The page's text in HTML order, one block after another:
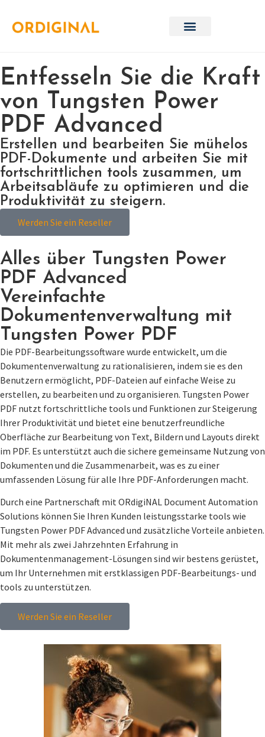
Entfesseln Sie die Kraft
von Tungsten Power
PDF Advanced
Erstellen und bearbeiten Sie mühelos
PDF-Dokumente und arbeiten Sie mit
fortschrittlichen tools zusammen, um
Arbeitsabläufe zu optimieren und die
Produktivität zu steigern.
Werden Sie ein Reseller
Alles über Tungsten Power
PDF Advanced
Vereinfachte
Dokumentenverwaltung mit
Tungsten Power PDF
Die PDF-Bearbeitungssoftware wurde entwickelt, um die
Dokumentenverwaltung zu rationalisieren, indem sie es den
Benutzern ermöglicht, PDF-Dateien auf einfache Weise zu
erstellen, zu bearbeiten und zu organisieren. Tungsten Power
PDF nutzt fortschrittliche tools und Funktionen zur Steigerung
Ihrer Produktivität und bietet eine benutzerfreundliche
Oberfläche zur Bearbeitung von Text, Bildern und Layouts direkt
im PDF. Es unterstützt auch die sichere gemeinsame Nutzung von
Dokumenten und die Zusammenarbeit, was es zu einer
umfassenden Lösung für alle Ihre PDF-Anforderungen macht.
Durch eine Partnerschaft mit ORdigiNAL Document Automation
Solutions können Sie Ihren Kunden leistungsstarke tools wie
Tungsten Power PDF Advanced und zusätzliche Vorteile anbieten.
Mit mehr als zwei Jahrzehnten Erfahrung in
Dokumentenmanagement-Lösungen sind wir bestens gerüstet,
um Ihr Unternehmen mit erstklassigen PDF-Bearbeitungs- und
tools zu unterstützen.
Werden Sie ein Reseller